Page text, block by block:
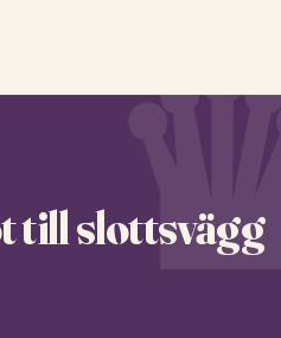
till slottsvägg